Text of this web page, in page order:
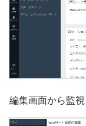
編集画面から監